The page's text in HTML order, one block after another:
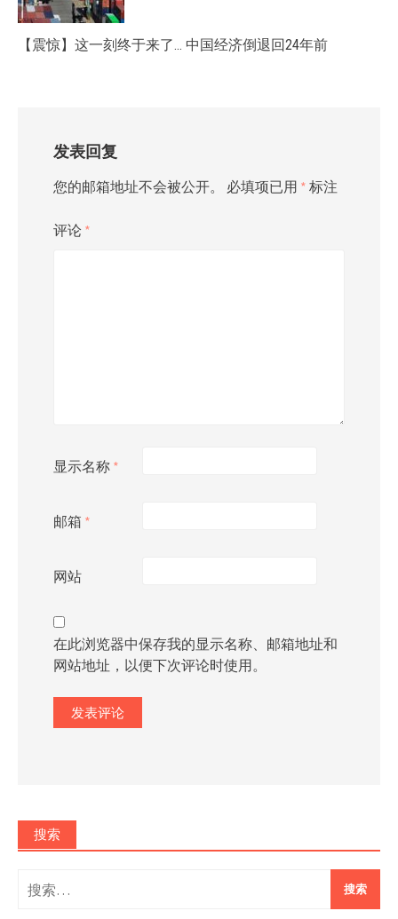
【震惊】这一刻终于来了… 中国经济倒退回24年前
发表回复
您的邮箱地址不会被公开。 必填项已用 * 标注
评论 *
显示名称 *
邮箱 *
网站
在此浏览器中保存我的显示名称、邮箱地址和
网站地址，以便下次评论时使用。
搜索
搜
索：